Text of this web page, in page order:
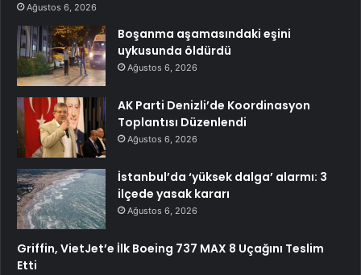
Ağustos 6, 2026
Boşanma aşamasındaki eşini
uykusunda öldürdü
Ağustos 6, 2026
AK Parti Denizli’de Koordinasyon
Toplantısı Düzenlendi
Ağustos 6, 2026
İstanbul’da ‘yüksek dalga’ alarmı: 3
ilçede yasak kararı
Ağustos 6, 2026
Griffin, VietJet’e İlk Boeing 737 MAX 8 Uçağını Teslim
Etti